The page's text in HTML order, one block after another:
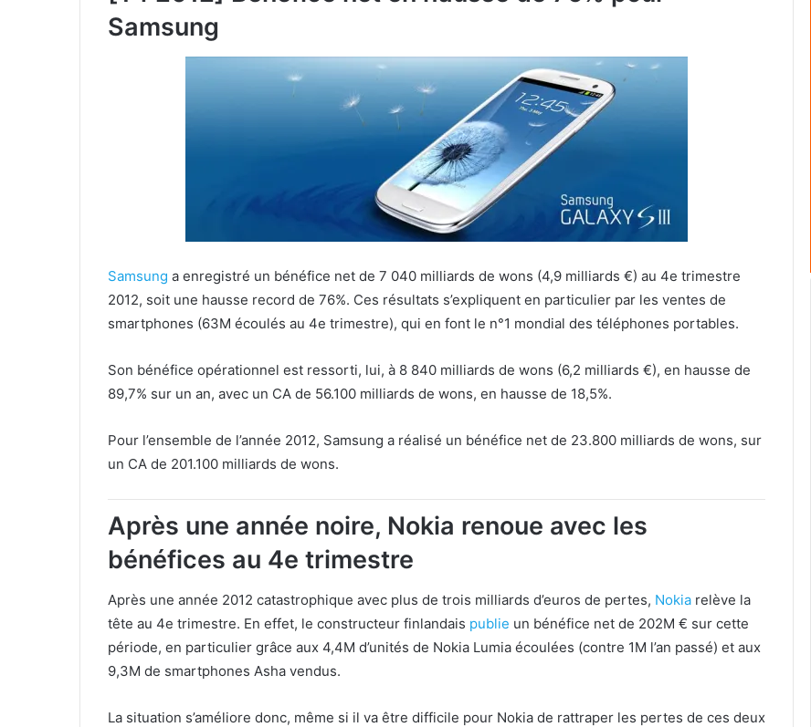
Samsung
Samsung a enregistré un bénéfice net de 7 040 milliards de wons (4,9 milliards €) au 4e trimestre
2012, soit une hausse record de 76%. Ces résultats s’expliquent en particulier par les ventes de
smartphones (63M écoulés au 4e trimestre), qui en font le n°1 mondial des téléphones portables.
Son bénéfice opérationnel est ressorti, lui, à 8 840 milliards de wons (6,2 milliards €), en hausse de
89,7% sur un an, avec un CA de 56.100 milliards de wons, en hausse de 18,5%.
Pour l’ensemble de l’année 2012, Samsung a réalisé un bénéfice net de 23.800 milliards de wons, sur
un CA de 201.100 milliards de wons.
Après une année noire, Nokia renoue avec les
bénéfices au 4e trimestre
Après une année 2012 catastrophique avec plus de trois milliards d’euros de pertes, Nokia relève la
tête au 4e trimestre. En effet, le constructeur finlandais publie un bénéfice net de 202M € sur cette
période, en particulier grâce aux 4,4M d’unités de Nokia Lumia écoulées (contre 1M l’an passé) et aux
9,3M de smartphones Asha vendus.
La situation s’améliore donc, même si il va être difficile pour Nokia de rattraper les pertes de ces deux